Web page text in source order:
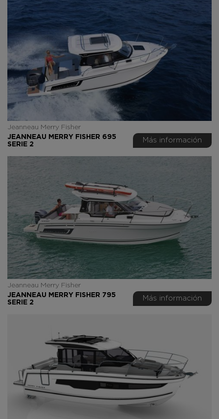
Jeanneau Merry Fisher
JEANNEAU MERRY FISHER 695
SERIE 2
Más información
Jeanneau Merry Fisher
JEANNEAU MERRY FISHER 795
SERIE 2
Más información